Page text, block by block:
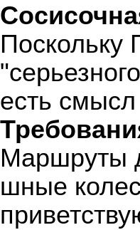
Поскольку
есть
Маршруты
шные